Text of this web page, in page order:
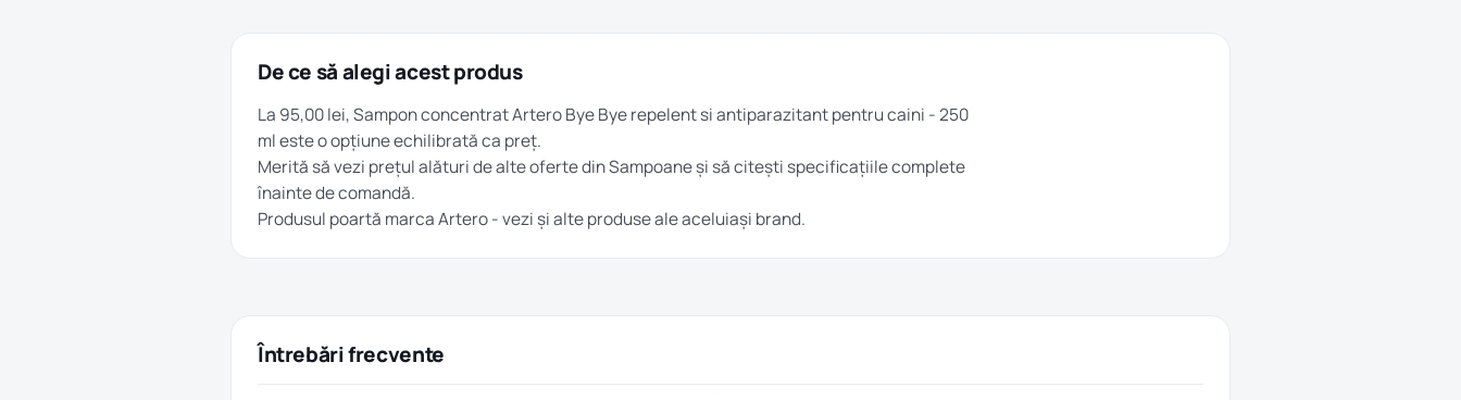
De ce să alegi acest produs
La 95,00 lei, Sampon concentrat Artero Bye Bye repelent si antiparazitant pentru caini - 250
ml este o opțiune echilibrată ca preț.
Merită să vezi prețul alături de alte oferte dinSampoaneși să citești specificațiile complete
înainte de comandă.
Produsul poartă marcaArtero- vezi și alte produse ale aceluiași brand.
Întrebări frecvente